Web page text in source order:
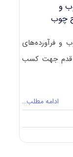
و
چوب
و فرآورده‌های
قدم جهت کسب
ادامه مطلب…